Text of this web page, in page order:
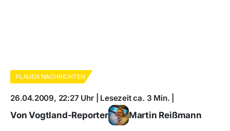
PLAUEN NACHRICHTEN
26.04.2009, 22:27 Uhr | Lesezeit ca. 3 Min. |
Von Vogtland-Reporter Martin Reißmann